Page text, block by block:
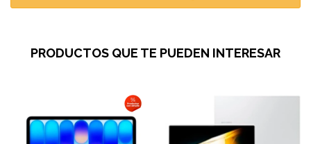
PRODUCTOS QUE TE PUEDEN INTERESAR